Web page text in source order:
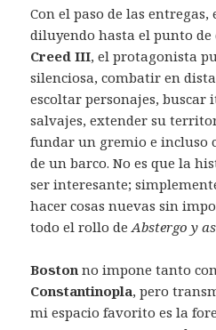
Con el paso de las
diluyendo hasta el punto de
Creed III, el protagonista
silenciosa, combatir en
escoltar personajes, buscar
salvajes, extender su
fundar un gremio e incluso
de un barco. No es que la
ser interesante;
hacer cosas nuevas sin
todo el rollo deAbstergo y
Bostonno impone tanto
Constantinopla, pero
mi espacio favorito es la